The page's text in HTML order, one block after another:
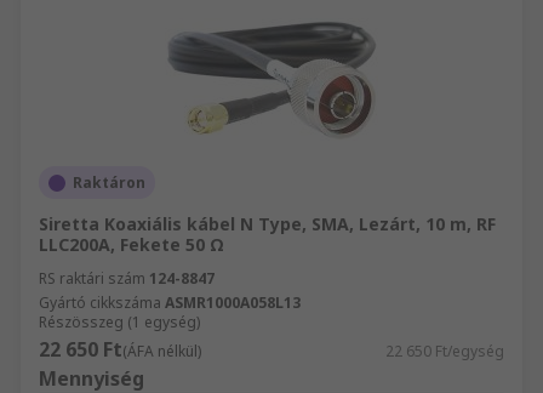
Raktáron
Siretta Koaxiális kábel N Type, SMA, Lezárt, 10 m, RF
LLC200A, Fekete 50 Ω
RS raktári szám 124-8847
Gyártó cikkszáma ASMR1000A058L13
Részösszeg (1 egység)
22 650 Ft(ÁFA nélkül) 22 650 Ft/egység
Mennyiség